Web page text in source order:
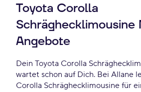
Toyota Corolla
Schräghecklimousine
Angebote
Dein Toyota Corolla
wartet schon auf Dich. Bei Allane
Corolla Schräghecklimousine für